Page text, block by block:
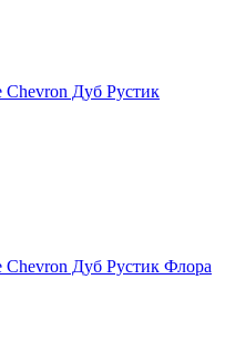
Chevron Дуб Рустик
Chevron Дуб Рустик Флора